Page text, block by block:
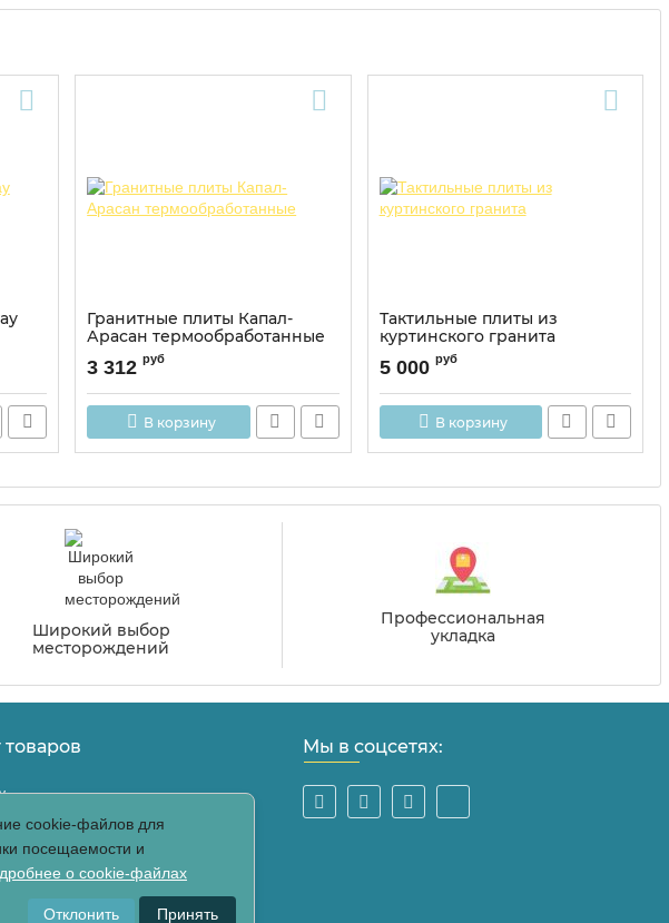
Гранитные плиты Капал-
Арасан термообработанные
3 312 руб
В корзину
Тактильные плиты из
куртинского гранита
5 000 руб
В корзину
Широкий выбор
месторождений
Профессиональная
укладка
товаров Мы в соцсетях:
cookie-файлов для
посещаемости и
о cookie-файлах
Отклонить Принять